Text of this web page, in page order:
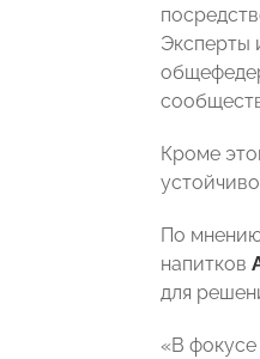
Эксперты
Кроме
По
напитков
для
«В фокусе